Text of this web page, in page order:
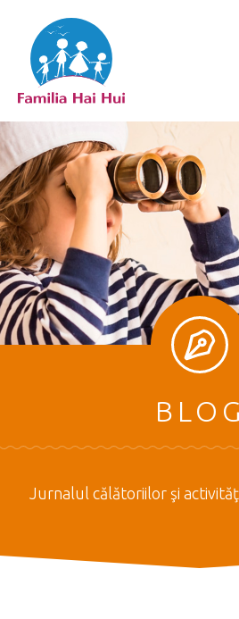
BLOG
Jurnalul călătoriilor şi